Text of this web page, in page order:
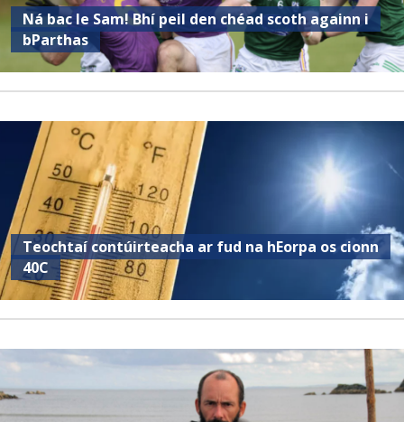
Ná bac le Sam! Bhí peil den chéad scoth againn i
bParthas
Teochtaí contúirteacha ar fud na hEorpa os cionn
40C